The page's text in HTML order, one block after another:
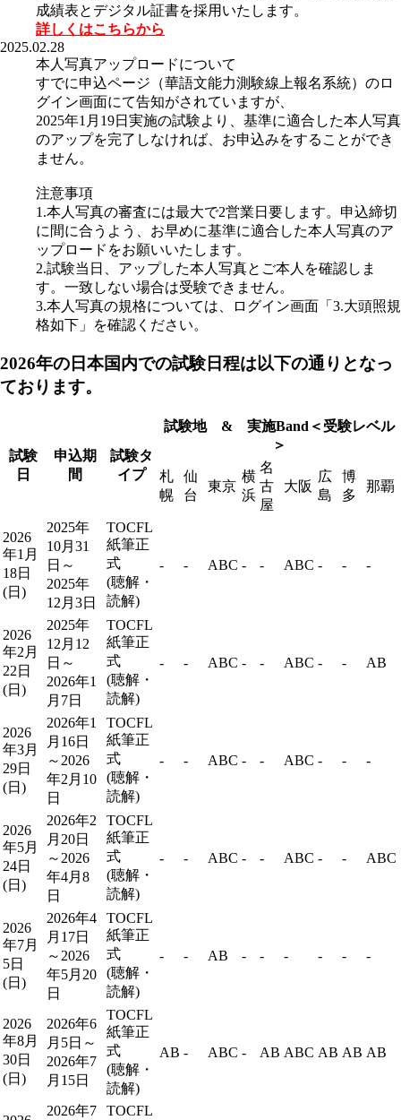
成績表とデジタル証書を採用いたします。
詳しくはこちらから
2025.02.28
本人写真アップロードについて
すでに申込ページ（華語文能力測験線上報名系統）のロ
グイン画面にて告知がされていますが、
2025年1月19日実施の試験より、基準に適合した本人写真
のアップを完了しなければ、お申込みをすることができ
ません。
注意事項
1.本人写真の審査には最大で2営業日要します。申込締切
に間に合うよう、お早めに基準に適合した本人写真のア
ップロードをお願いいたします。
2.試験当日、アップした本人写真とご本人を確認しま
す。一致しない場合は受験できません。
3.本人写真の規格については、ログイン画面「3.大頭照規
格如下」を確認ください。
2026年の 日本国内での試験日程は 以下の通りとなっ
ております。
試験
日
申込期
間
試験タ
イプ
試験地 & 実施Band＜受験レベル
＞
札
幌
仙
台
東京
横
浜
名
古
屋
大阪
広
島
博
多
那覇
2026
年1月
18日
(日)
2025年
10月31
日～
2025年
12月3日
TOCFL
紙筆正
式
(聴解・
読解)
- - ABC - - ABC - - -
2026
年2月
22日
(日)
2025年
12月12
日～
2026年1
月7日
TOCFL
紙筆正
式
(聴解・
読解)
- - ABC - - ABC - - AB
2026
年3月
29日
(日)
2026年1
月16日
～2026
年2月10
日
TOCFL
紙筆正
式
(聴解・
読解)
- - ABC - - ABC - - -
2026
年5月
24日
(日)
2026年2
月20日
～2026
年4月8
日
TOCFL
紙筆正
式
(聴解・
読解)
- - ABC - - ABC - - ABC
2026
年7月
5日
(日)
2026年4
月17日
～2026
年5月20
日
TOCFL
紙筆正
式
(聴解・
読解)
- - AB - - - - - -
2026
年8月
30日
(日)
2026年6
月5日～
2026年7
月15日
TOCFL
紙筆正
式
(聴解・
読解)
AB - ABC - AB ABC AB AB AB
2026年7 TOCFL